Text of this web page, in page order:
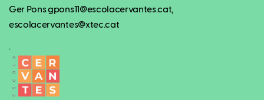
Ger Pons gpons11@escolacervantes.cat,
escolacervantes@xtec.cat
.